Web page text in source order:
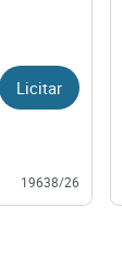
Licitar
19638/26